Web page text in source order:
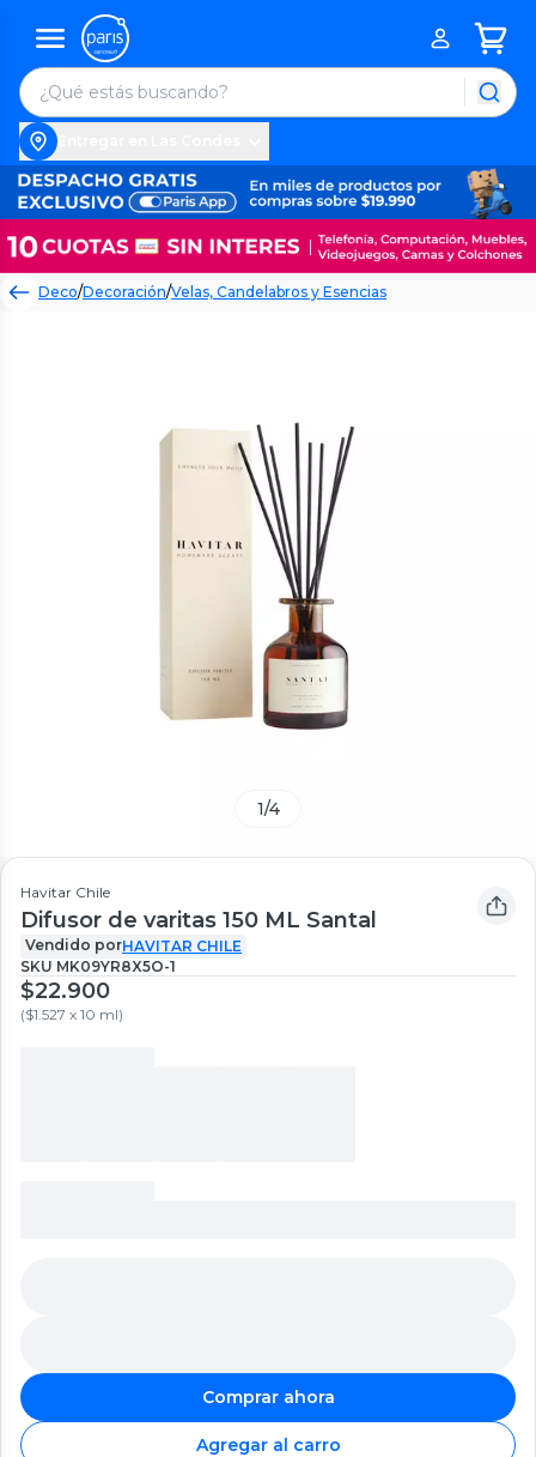
Deco/Decoración/Velas, Candelabros y Esencias
1/4
Havitar Chile
Difusor de varitas 150 ML Santal
Vendido porHAVITAR CHILE
SKU MK09YR8X5O-1
$22.900
($1.527 x 10 ml)
Comprar ahora
Agregar al carro